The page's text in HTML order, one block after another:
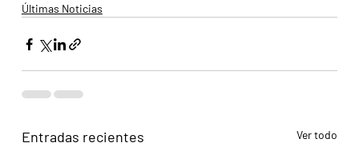
Últimas Noticias
Entradas recientes Ver todo